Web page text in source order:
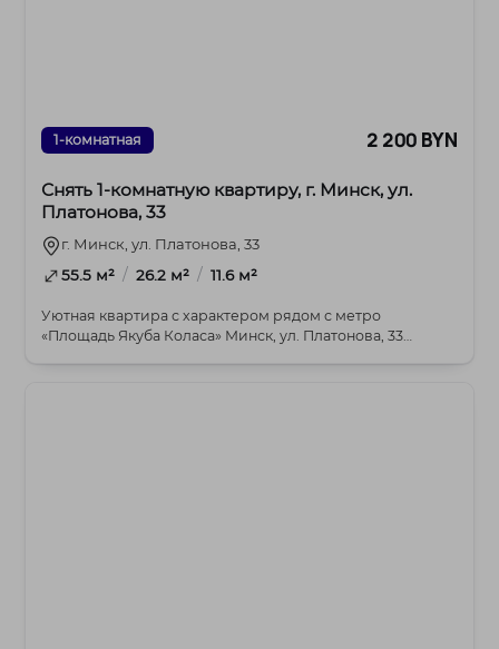
1-комнатная 2 200 BYN
Снять 1-комнатную квартиру, г. Минск, ул.
Платонова, 33
г. Минск, ул. Платонова, 33
55.5 м² / 26.2 м² / 11.6 м²
Уютная квартира с характером рядом с метро
«Площадь Якуба Коласа» Минск, ул. Платонова, 33